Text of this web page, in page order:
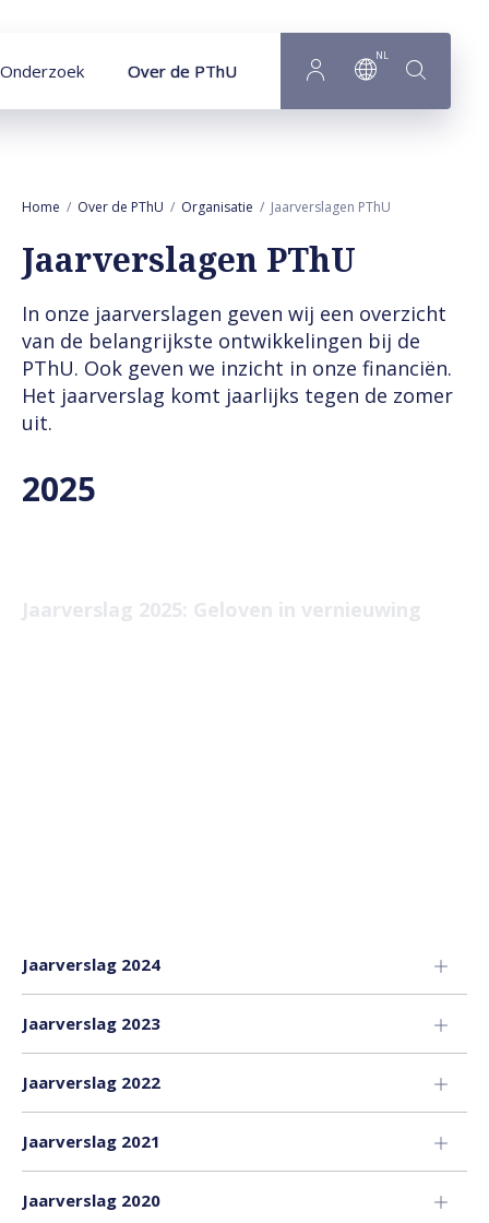
Onderzoek Over de PThU
NL
Home Over de PThU Organisatie Jaarverslagen PThU
Jaarverslagen PThU
In onze jaarverslagen geven wij een overzicht
van de belangrijkste ontwikkelingen bij de
PThU. Ook geven we inzicht in onze financiën.
Het jaarverslag komt jaarlijks tegen de zomer
uit.
2025
Jaarverslag 2025: Geloven in vernieuwing
Jaarverslag 2024
Jaarverslag 2023
Jaarverslag 2022
Jaarverslag 2021
Jaarverslag 2020